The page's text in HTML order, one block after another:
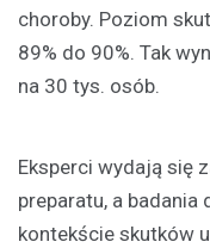
choroby. Poziom
89% do 90%. Tak
na 30 tys. osób.
Eksperci wydają się
preparatu, a
kontekście skutków